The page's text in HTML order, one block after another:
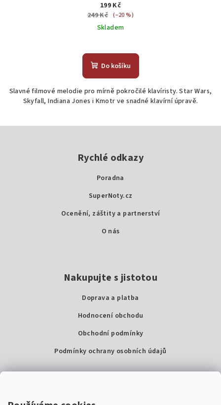
199 Kč
249 Kč (–20 %)
Skladem
Do košíku
Slavné filmové melodie pro mírně pokročilé klavíristy. Star Wars,
Skyfall, Indiana Jones i Kmotr ve snadné klavírní úpravě.
Rychlé odkazy
Poradna
SuperNoty.cz
Ocenění, záštity a partnerství
O nás
Nakupujte s jistotou
Doprava a platba
Hodnocení obchodu
Obchodní podmínky
Podmínky ochrany osobních údajů
Super Noty, s.r.o.